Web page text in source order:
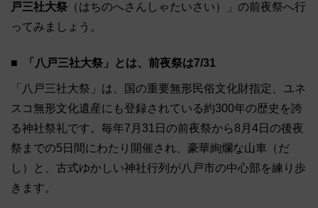
戸三社大祭 （はちのへさんしゃたいさい）」の前夜祭へ行
ってみましょう。
「八戸三社大祭」とは、前夜祭は7/31
「八戸三社大祭」は、国の重要無形民俗文化財指定、ユネ
スコ無形文化遺産にも登録されている約300年の歴史を誇
る神社祭礼です。毎年7月31日の前夜祭から8月4日の後夜
祭までの5日間にわたり開催され、豪華絢爛な山車（だ
し）と、古式ゆかしい神社行列が八戸市の中心部を練り歩
きます。